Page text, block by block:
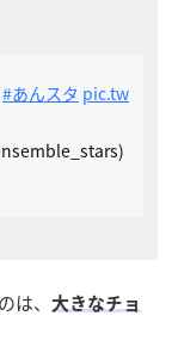
#あんスタ pic.tw
は、
大きなチョ